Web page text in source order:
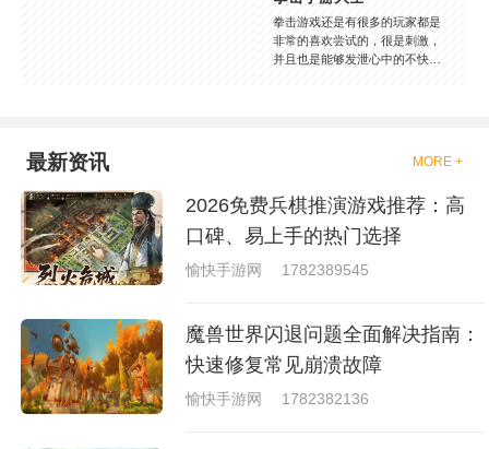
拳击游戏还是有很多的玩家都是
非常的喜欢尝试的，很是刺激，
并且也是能够发泄心中的不快
够去进行体验的，我们也是能够
就是收集了一些有意思的拳击游
戏，相信你们一定会喜欢的。
最新资讯 MORE +
2026免费兵棋推演游戏推荐：高
口碑、易上手的热门选择
愉快手游网 1782389545
魔兽世界闪退问题全面解决指南：
快速修复常见崩溃故障
愉快手游网 1782382136